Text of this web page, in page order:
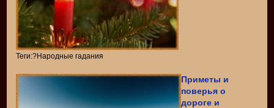
Теги:?Народные гадания
Приметы и
поверья о
дороге и